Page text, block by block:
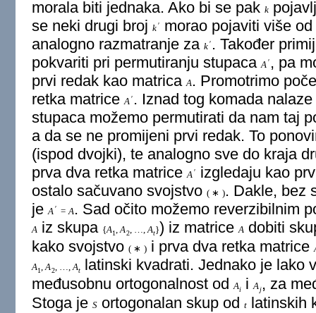
morala biti jednaka. Ako bi se pak k
se neki drugi broj k ′
morao pojaviti više
analogno razmatranje za k ′ . Također
pokvariti pri permutiranju stupaca A ′ , pa
prvi redak kao matrica A . Promotrimo
retka matrice A ′ . Iznad tog komada
stupaca možemo permutirati da nam taj
a da se ne promijeni prvi redak. To
(ispod dvojki), te analogno sve do kraja
prva dva retka matrice A ′
izgledaju kao
ostalo sačuvano svojstvo ( ∗ ). Dakle, bez
je A ′ = A . Sad očito možemo reverzibilnim
A iz skupa {A1 A2, At}) iz matriceA dobiti
kako svojstvo ( ∗ )i prva dva retka matrice
A1 A2, At
latinski kvadrati. Jednako je lako
međusobnu ortogonalnost odAi iAj, za
Stoga je Sortogonalan skup od tlatinskih